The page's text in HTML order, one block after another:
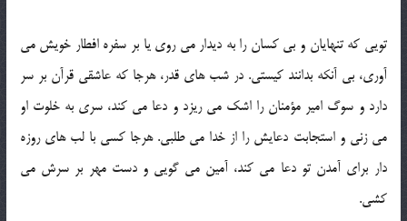
تویی که تنهایان و بی کسان را به دیدار می روی یا بر سفره افطار خویش می
آوری، بی آنکه بدانند کیستی. در شب های قدر، هرجا که عاشقی قرآن بر سر
دارد و سوگ امیر مؤمنان را اشک می ریزد و دعا می کند، سری به خلوت او
می زنی و استجابت دعایش را از خدا می طلبی. هرجا کسی با لب های روزه
دار برای آمدن تو دعا می کند، آمین می گویی و دست مهر بر سرش می
کشی.